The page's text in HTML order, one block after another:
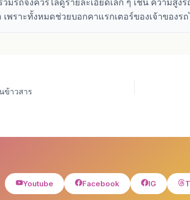
มรถจึงควรไล่ดูรายละเอียดเล็ก ๆ เช่น ความสูง
เพราะทั้งหมดช่วยบอกคาแรกเตอร์ของเจ้าของร
ข้าวสาร
Youtube Facebook IG